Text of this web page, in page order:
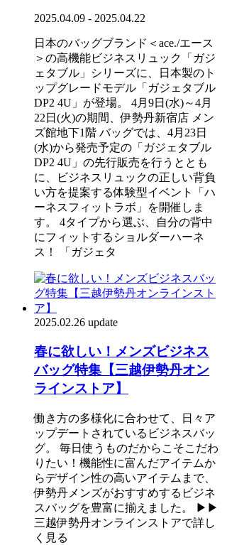
2025.04.09 - 2025.04.22
日本のバッグブランド＜ace./エース
＞の高機能ビジネスリュック「ガジ
ェタブル」シリーズに、日本製のト
ップグレードモデル「ガジェタブル
DP2 4U」が登場。 4月9日(水)～4月
22日(火)の期間、伊勢丹新宿店 メン
ズ館地下1階 バッグでは、4月23日
(水)から発売予定の「ガジェタブル
DP2 4U」の先行販売を行うととも
に、ビジネスリュックの正しい背負
い方を提案する体験型イベント「ハ
ーネスフィットラボ」を開催しま
す。 4タイプから選ぶ、自分の背中
にフィットするショルダーハーネ
ス！ 「ガジェタ
2025.02.26 update
春に欲しい！メンズビジネス
バッグ特集【三越伊勢丹オン
ラインストア】
働き方の多様化に合わせて、日々ア
ップデートされているビジネスバッ
グ。 毎日使うものだからこそこだわ
りたい！機能性に富んだアイテムか
らデザイン性の高いアイテムまで、
伊勢丹メンズがおすすめするビジネ
スバッグを豊富に揃えました。 ▶▶
三越伊勢丹オンラインストアで詳し
く見る